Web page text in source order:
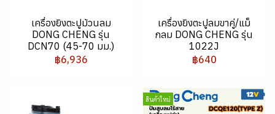
เครื่องยิงตะปูม้วนลม
DONG CHENG รุ่น
DCN70 (45-70 มม.)
฿6,936
เครื่องยิงตะปูลมขาคู่/แม็
กลม DONG CHENG รุ่น
1022J
฿640
สินค้าใหม่